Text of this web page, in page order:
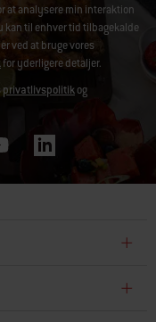
at analysere min interaktion
kan til enhver tid tilbagekalde
ved at bruge vores
for yderligere detaljer.
privatlivspolitikog